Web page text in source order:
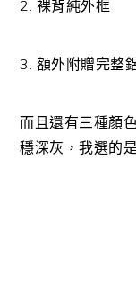
2. 裸背純外框
3. 額外附贈完整
而且還有三種顏
穩深灰 ，我選的